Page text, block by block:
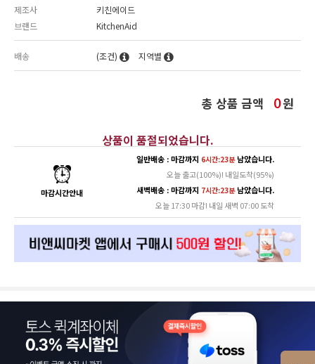
제조사
키친에이드
브랜드
KitchenAid
배송 (조건) 지역별
총 상품 금액 0원
상품이 품절되었습니다.
마감시간안내
일반배송 : 마감까지 6시간:23분남았습니다.
오늘 출고(100%)! 내일도착(95%)
새벽배송 : 마감까지 7시간:23분남았습니다.
오늘 17:30 마감! 내일 새벽 07:00 도착